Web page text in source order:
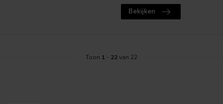
Bekijken
Toon 1 - 22van 22